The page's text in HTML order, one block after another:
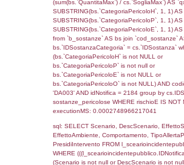
_limitrofi.DescAltro
JOIN
sql: SELECT